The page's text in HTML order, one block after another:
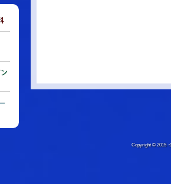
Copyright © 2015